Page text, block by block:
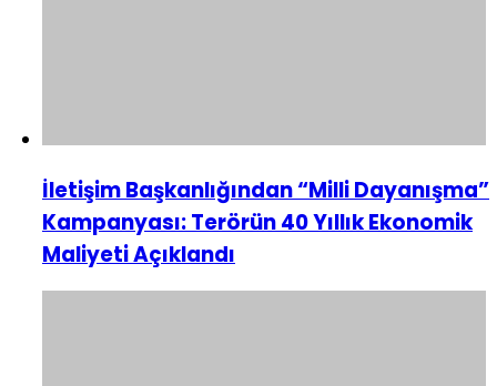
İletişim Başkanlığından “Milli Dayanışma”
Kampanyası: Terörün 40 Yıllık Ekonomik
Maliyeti Açıklandı